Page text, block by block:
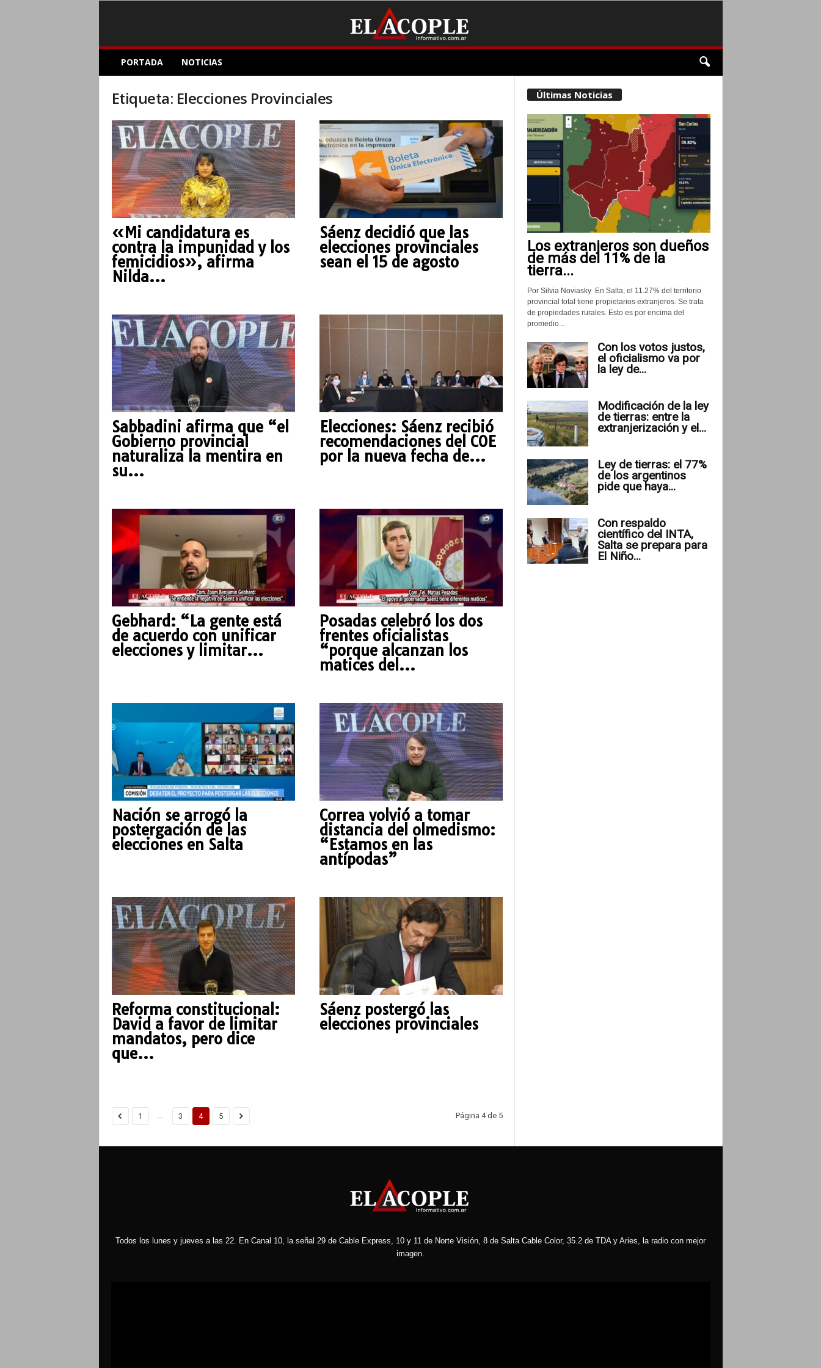
A
PORTADA NOTICIAS
Etiqueta: Elecciones Provinciales
«Mi candidatura es
contra la impunidad y los
femicidios», afirma
Nilda...
Sáenz decidió que las
elecciones provinciales
sean el 15 de agosto
Sabbadini afirma que “el
Gobierno provincial
naturaliza la mentira en
su...
Elecciones: Sáenz recibió
recomendaciones del COE
por la nueva fecha de...
Gebhard: “La gente está
de acuerdo con unificar
elecciones y limitar...
Posadas celebró los dos
frentes oficialistas
“porque alcanzan los
matices del...
Nación se arrogó la
postergación de las
elecciones en Salta
Correa volvió a tomar
distancia del olmedismo:
“Estamos en las
antípodas”
Reforma constitucional:
David a favor de limitar
mandatos, pero dice
que...
Sáenz postergó las
elecciones provinciales
1 ... 3 4 5 Página 4 de 5
Últimas Noticias
Los extranjeros son dueños
de más del 11% de la
tierra...
Por Silvia Noviasky En Salta, el 11.27% del territorio
provincial total tiene propietarios extranjeros. Se trata
de propiedades rurales. Esto es por encima del
promedio...
Con los votos justos,
el oficialismo va por
la ley de...
Modificación de la ley
de tierras: entre la
extranjerización y el...
Ley de tierras: el 77%
de los argentinos
pide que haya...
Con respaldo
científico del INTA,
Salta se prepara para
El Niño...
Todos los lunes y jueves a las 22. En Canal 10, la señal 29 de Cable Express, 10 y 11 de Norte Visión, 8 de Salta Cable Color, 35.2 de TDA y Aries, la radio con mejor
imagen.